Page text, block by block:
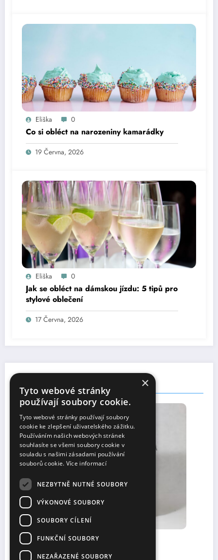
Eliška 0
Co si obléct na narozeniny kamarádky
19 Června, 2026
Eliška 0
Jak se obléct na dámskou jízdu: 5 tipů pro
stylové oblečení
17 Června, 2026
You May Have Missed
Tridentská mše: Jak se obléct pro slavnostní
události
×
Tyto webové stránky
používají soubory cookie.
Tyto webové stránky používají soubory
cookie ke zlepšení uživatelského zážitku.
Používáním našich webových stránek
souhlasíte se všemi soubory cookie v
souladu s našimi zásadami používání
souborů cookie. Více informací
NEZBYTNĚ NUTNÉ SOUBORY
VÝKONOVÉ SOUBORY
SOUBORY CÍLENÍ
FUNKČNÍ SOUBORY
NEZAŘAZENÉ SOUBORY